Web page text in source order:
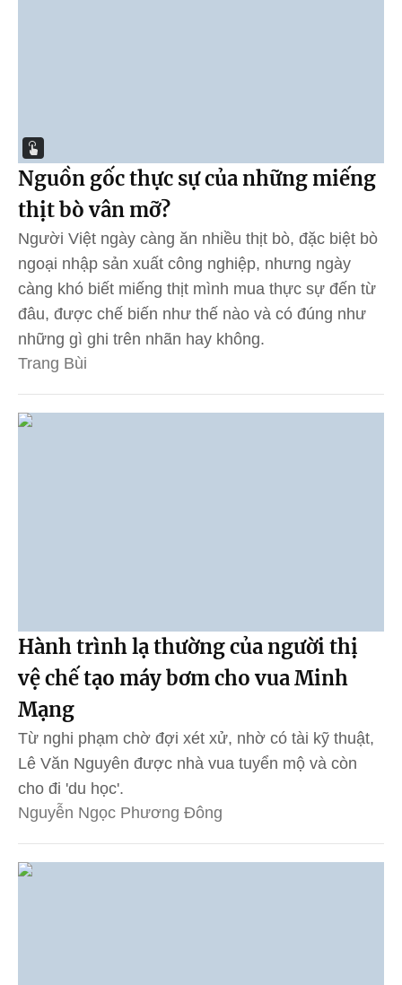
Nguồn gốc thực sự của những miếng
thịt bò vân mỡ?
Người Việt ngày càng ăn nhiều thịt bò, đặc biệt bò
ngoại nhập sản xuất công nghiệp, nhưng ngày
càng khó biết miếng thịt mình mua thực sự đến từ
đâu, được chế biến như thế nào và có đúng như
những gì ghi trên nhãn hay không.
Trang Bùi
Hành trình lạ thường của người thị
vệ chế tạo máy bơm cho vua Minh
Mạng
Từ nghi phạm chờ đợi xét xử, nhờ có tài kỹ thuật,
Lê Văn Nguyên được nhà vua tuyển mộ và còn
cho đi 'du học'.
Nguyễn Ngọc Phương Đông